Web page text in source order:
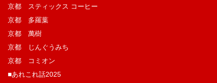
京都 スティックス コーヒー
京都 多羅葉
京都 萬樹
京都 じんぐうみち
京都 コミオン
■あれこれ話2025